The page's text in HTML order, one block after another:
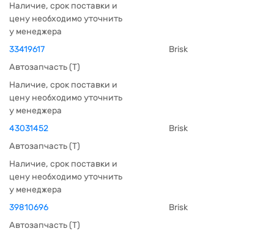
Наличие, срок поставки и
цену необходимо уточнить
у менеджера
33419617
Brisk
Автозапчасть (Т)
Наличие, срок поставки и
цену необходимо уточнить
у менеджера
43031452
Brisk
Автозапчасть (Т)
Наличие, срок поставки и
цену необходимо уточнить
у менеджера
39810696
Brisk
Автозапчасть (Т)